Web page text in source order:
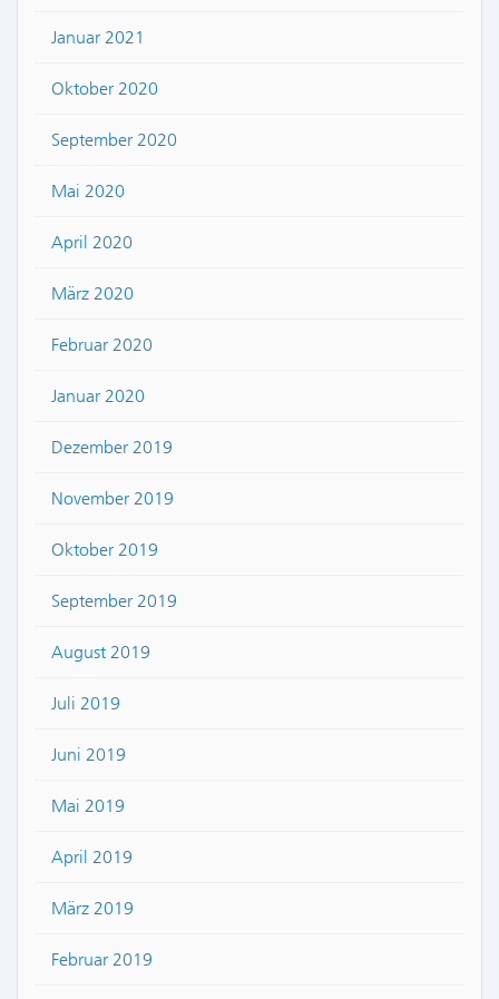
Januar 2021
Oktober 2020
September 2020
Mai 2020
April 2020
März 2020
Februar 2020
Januar 2020
Dezember 2019
November 2019
Oktober 2019
September 2019
August 2019
Juli 2019
Juni 2019
Mai 2019
April 2019
März 2019
Februar 2019